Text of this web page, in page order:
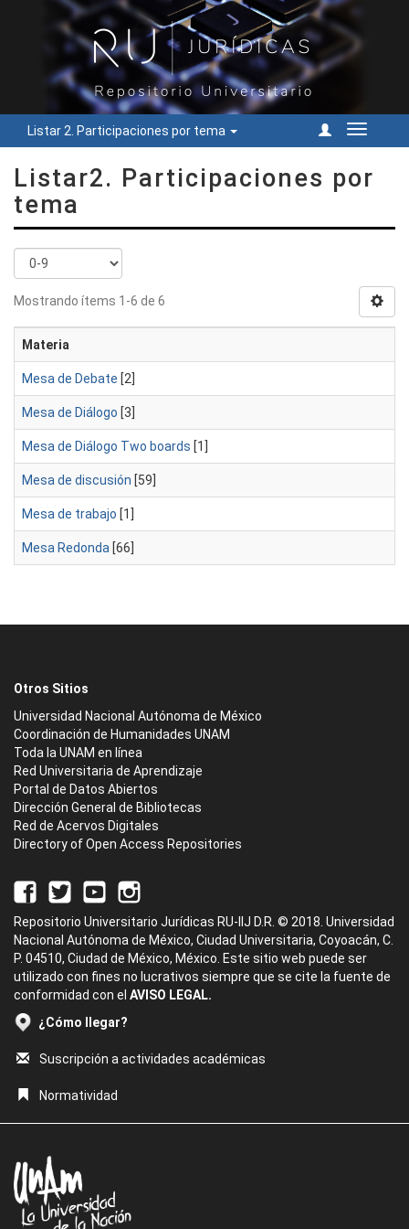
Listar 2. Participaciones por tema
Cambiar
Listar2. Participaciones por
tema
Mostrando ítems 1-6 de 6
Materia
Mesa de Debate [2]
Mesa de Diálogo [3]
Mesa de Diálogo Two boards [1]
Mesa de discusión [59]
Mesa de trabajo [1]
Mesa Redonda [66]
Otros Sitios
Universidad Nacional Autónoma de México
Coordinación de Humanidades UNAM
Toda la UNAM en línea
Red Universitaria de Aprendizaje
Portal de Datos Abiertos
Dirección General de Bibliotecas
Red de Acervos Digitales
Directory of Open Access Repositories
Repositorio Universitario Jurídicas RU-IIJ D.R. © 2018. Universidad
Nacional Autónoma de México, Ciudad Universitaria, Coyoacán, C.
P. 04510, Ciudad de México, México. Este sitio web puede ser
utilizado con fines no lucrativos siempre que se cite la fuente de
conformidad con el AVISO LEGAL.
¿Cómo llegar?
Suscripción a actividades académicas
Normatividad